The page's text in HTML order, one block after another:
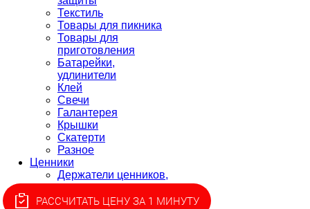
Текстиль
Товары для пикника
Товары для
приготовления
Батарейки,
удлинители
Клей
Свечи
Галантерея
Крышки
Скатерти
Разное
Ценники
Держатели ценников,
монетницы
Ценники для этикет-
РАССЧИТАТЬ ЦЕНУ ЗА 1 МИНУТУ